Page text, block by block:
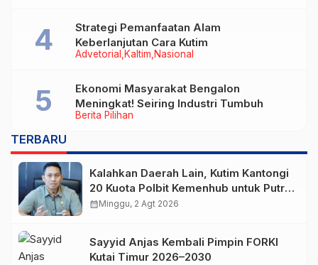
Advetorial Kaltim Nasional
Strategi Pemanfaatan Alam
Keberlanjutan Cara Kutim
Berita Pilihan
Ekonomi Masyarakat Bengalon
Meningkat! Seiring Industri Tumbuh
TERBARU
Kalahkan Daerah Lain, Kutim Kantongi
20 Kuota Polbit Kemenhub untuk Putra
Daerah
calendar_monthMinggu, 2 Agt 2026
Sayyid Anjas Kembali Pimpin FORKI
Kutai Timur 2026–2030